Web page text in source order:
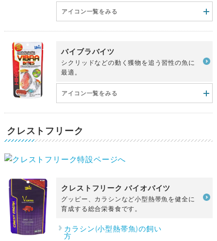
アイコン一覧をみる
バイブラバイツ
シクリッドなどの動く獲物を追う習性の魚に
最適。
アイコン一覧をみる
クレストフリーク
クレストフリーク バイオバイツ
グッピー、カラシンなど小型熱帯魚を健全に
育成する総合栄養食です。
カラシン(小型熱帯魚)の飼い
方